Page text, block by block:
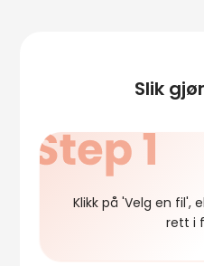
Slik
Klikk på 'Velg en fil',
rett i